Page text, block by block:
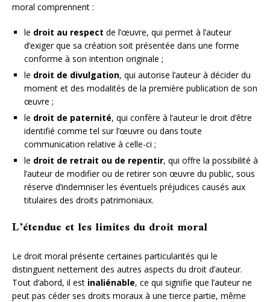
moral comprennent :
le droit au respect de l’œuvre, qui permet à l’auteur
d’exiger que sa création soit présentée dans une forme
conforme à son intention originale ;
le droit de divulgation, qui autorise l’auteur à décider du
moment et des modalités de la première publication de son
œuvre ;
le droit de paternité, qui confère à l’auteur le droit d’être
identifié comme tel sur l’œuvre ou dans toute
communication relative à celle-ci ;
le droit de retrait ou de repentir, qui offre la possibilité à
l’auteur de modifier ou de retirer son œuvre du public, sous
réserve d’indemniser les éventuels préjudices causés aux
titulaires des droits patrimoniaux.
L’étendue et les limites du droit moral
Le droit moral présente certaines particularités qui le
distinguent nettement des autres aspects du droit d’auteur.
Tout d’abord, il est inaliénable, ce qui signifie que l’auteur ne
peut pas céder ses droits moraux à une tierce partie, même